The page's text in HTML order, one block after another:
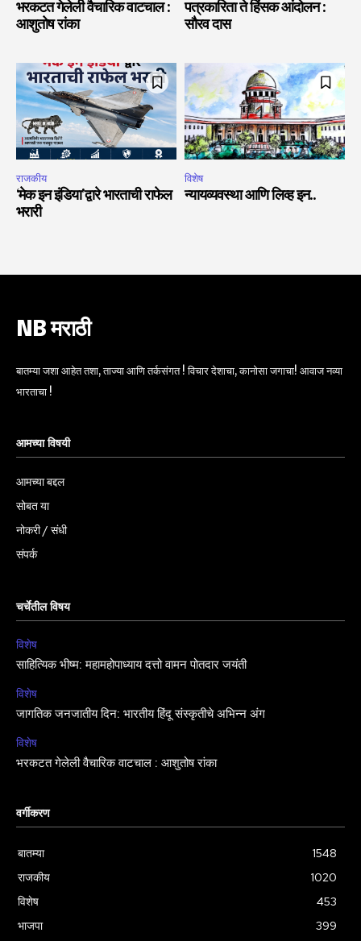
भरकटत गेलेली वैचारिक वाटचाल :
आशुतोष रांका
पत्रकारिता ते हिंसक आंदोलन :
सौरव दास
राजकीय
‘मेक इन इंडिया’द्वारे भारताची राफेल
भरारी
विशेष
न्यायव्यवस्था आणि लिव्ह इन..
NB मराठी
बातम्या जशा आहेत तशा, ताज्या आणि तर्कसंगत ! विचार देशाचा, कानोसा जगाचा! आवाज नव्या
भारताचा !
आमच्या विषयी
आमच्या बद्दल
सोबत या
नोकरी / संधी
संपर्क
चर्चेतील विषय
विशेष
साहित्यिक भीष्म: महामहोपाध्याय दत्तो वामन पोतदार जयंती
विशेष
जागतिक जनजातीय दिन: भारतीय हिंदू संस्कृतीचे अभिन्न अंग
विशेष
भरकटत गेलेली वैचारिक वाटचाल : आशुतोष रांका
वर्गीकरण
बातम्या
1548
राजकीय
1020
विशेष
453
भाजपा
399